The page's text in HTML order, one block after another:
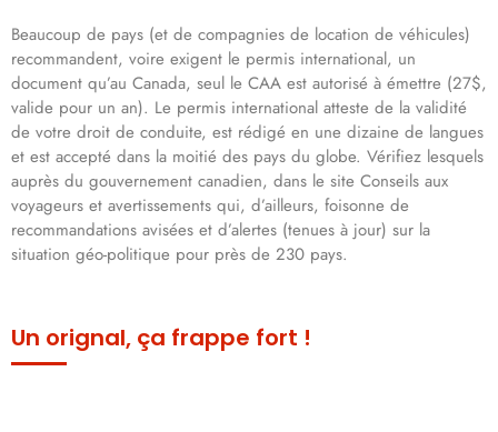
Beaucoup de pays (et de compagnies de location de véhicules)
recommandent, voire exigent le permis international, un
document qu’au Canada, seul le CAA est autorisé à émettre (27$,
valide pour un an). Le permis international atteste de la validité
de votre droit de conduite, est rédigé en une dizaine de langues
et est accepté dans la moitié des pays du globe. Vérifiez lesquels
auprès du gouvernement canadien, dans le site Conseils aux
voyageurs et avertissements qui, d’ailleurs, foisonne de
recommandations avisées et d’alertes (tenues à jour) sur la
situation géo-politique pour près de 230 pays.
Un orignal, ça frappe fort !